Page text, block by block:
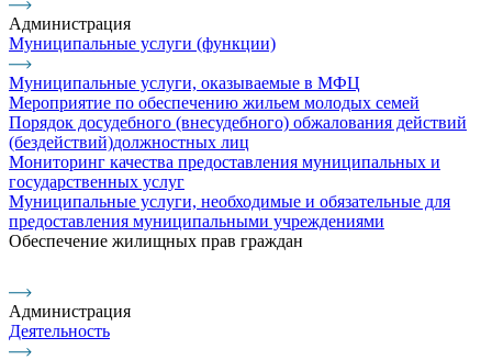
Администрация
Муниципальные услуги (функции)
Муниципальные услуги, оказываемые в МФЦ
Мероприятие по обеспечению жильем молодых семей
Порядок досудебного (внесудебного) обжалования действий
(бездействий)должностных лиц
Мониторинг качества предоставления муниципальных и
государственных услуг
Муниципальные услуги, необходимые и обязательные для
предоставления муниципальными учреждениями
Обеспечение жилищных прав граждан
Администрация
Деятельность